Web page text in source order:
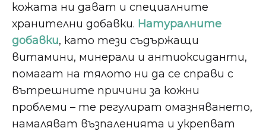
кожата ни дават и специалните
хранителни добавки. Натуралните
добавки, като тези съдържащи
витамини, минерали и антиоксиданти,
помагат на тялото ни да се справи с
вътрешните причини за кожни
проблеми – те регулират омазняването,
намаляват възпаленията и укрепват